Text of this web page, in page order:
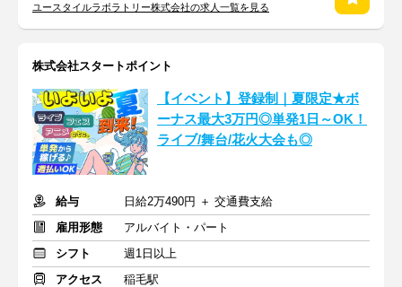
ユースタイルラボラトリー株式会社の求人一覧を見る
株式会社スタートポイント
【イベント】登録制｜夏限定★ボ
ーナス最大3万円◎単発1日～OK！
ライブ/舞台/花火大会も◎
給与
日給2万490円 ＋ 交通費支給
雇用形態
アルバイト・パート
シフト
週1日以上
アクセス
稲毛駅